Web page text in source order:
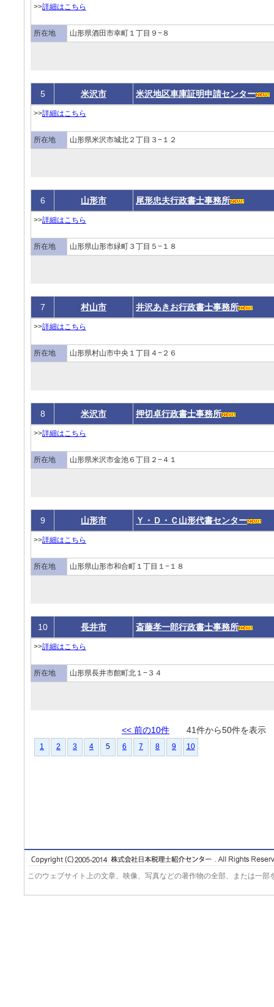
>>詳細はこちら
所在地 山形県酒田市幸町１丁目９−８
5 米沢市 米沢地区車庫証明申請センター
>>詳細はこちら
所在地 山形県米沢市城北２丁目３−１２
6 山形市 尾形忠夫行政書士事務所
>>詳細はこちら
所在地 山形県山形市緑町３丁目５−１８
7 村山市 井沢あきお行政書士事務所
>>詳細はこちら
所在地 山形県村山市中央１丁目４−２６
8 米沢市 押切卓行政書士事務所
>>詳細はこちら
所在地 山形県米沢市金池６丁目２−４１
9 山形市 Ｙ・Ｄ・Ｃ山形代書センター
>>詳細はこちら
所在地 山形県山形市和合町１丁目１−１８
10 長井市 斎藤孝一郎行政書士事務所
>>詳細はこちら
所在地 山形県長井市館町北１−３４
<< 前の10件 41件から50件を表
1 2 3 4 5 6 7 8 9 10
このウェブサイト上の文章、映像、写真などの著作物の全部、または一